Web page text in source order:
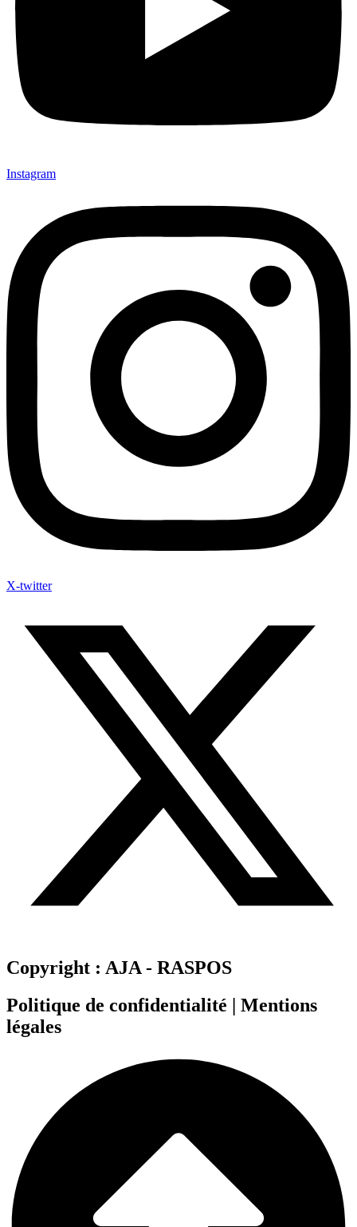
Instagram
X-twitter
Copyright : AJA - RASPOS
Politique de confidentialité | Mentions
légales